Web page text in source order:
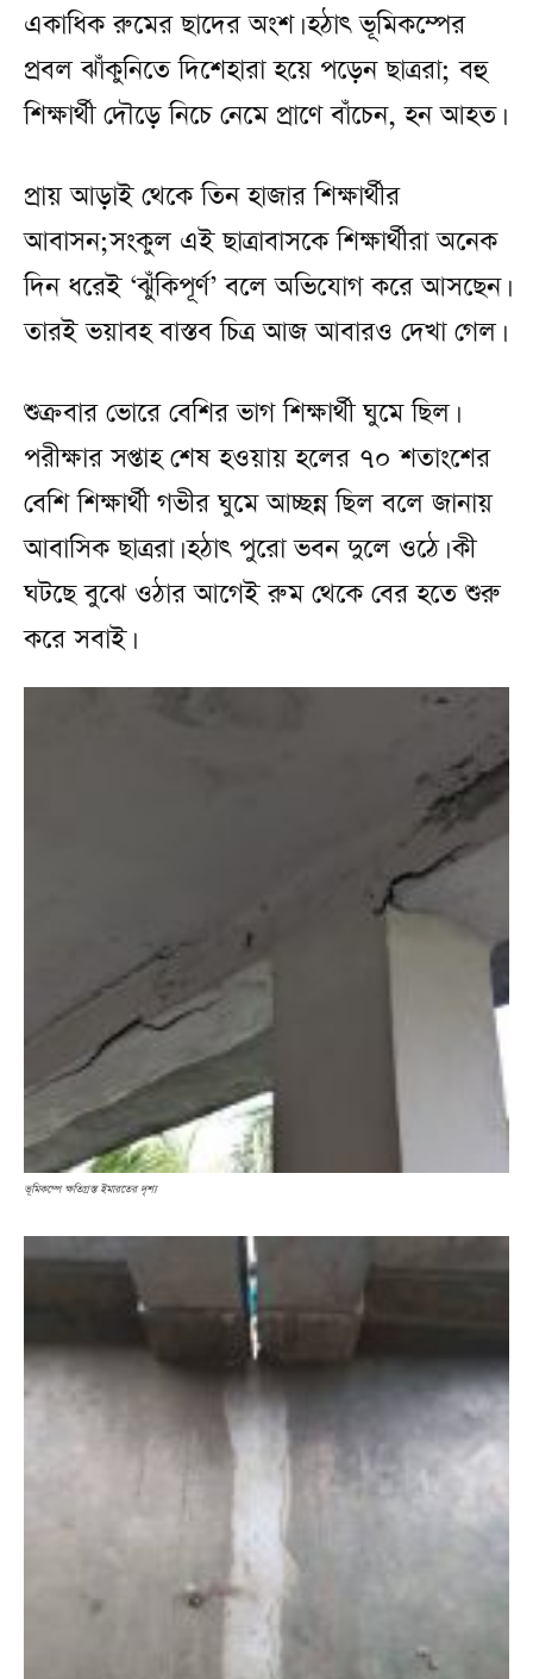
একাধিক রুমের ছাদের অংশ। হঠাৎ ভূমিকম্পের
প্রবল ঝাঁকুনিতে দিশেহারা হয়ে পড়েন ছাত্ররা; বহু
শিক্ষার্থী দৌড়ে নিচে নেমে প্রাণে বাঁচেন, হন আহত।
প্রায় আড়াই থেকে তিন হাজার শিক্ষার্থীর
আবাসন;সংকুল এই ছাত্রাবাসকে শিক্ষার্থীরা অনেক
দিন ধরেই ‘ঝুঁকিপূর্ণ’ বলে অভিযোগ করে আসছেন।
তারই ভয়াবহ বাস্তব চিত্র আজ আবারও দেখা গেল।
শুক্রবার ভোরে বেশির ভাগ শিক্ষার্থী ঘুমে ছিল।
পরীক্ষার সপ্তাহ শেষ হওয়ায় হলের ৭০ শতাংশের
বেশি শিক্ষার্থী গভীর ঘুমে আচ্ছন্ন ছিল বলে জানায়
আবাসিক ছাত্ররা। হঠাৎ পুরো ভবন দুলে ওঠে। কী
ঘটছে বুঝে ওঠার আগেই রুম থেকে বের হতে শুরু
করে সবাই।
ভূমিকম্পে ক্ষতিগ্রস্ত ইমারতের দৃশ্য